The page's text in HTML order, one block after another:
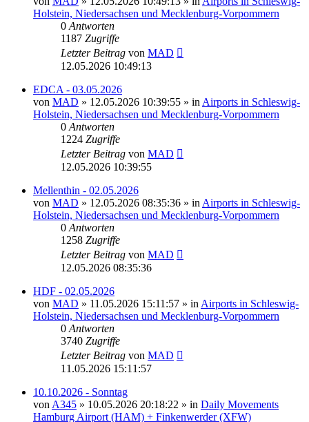
Holstein, Niedersachsen und Mecklenburg-Vorpommern
0 Antworten
1187 Zugriffe
Letzter Beitrag von MAD
12.05.2026 10:49:13
EDCA - 03.05.2026
von MAD » 12.05.2026 10:39:55 » in Airports in Schleswig-
Holstein, Niedersachsen und Mecklenburg-Vorpommern
0 Antworten
1224 Zugriffe
Letzter Beitrag von MAD
12.05.2026 10:39:55
Mellenthin - 02.05.2026
von MAD » 12.05.2026 08:35:36 » in Airports in Schleswig-
Holstein, Niedersachsen und Mecklenburg-Vorpommern
0 Antworten
1258 Zugriffe
Letzter Beitrag von MAD
12.05.2026 08:35:36
HDF - 02.05.2026
von MAD » 11.05.2026 15:11:57 » in Airports in Schleswig-
Holstein, Niedersachsen und Mecklenburg-Vorpommern
0 Antworten
3740 Zugriffe
Letzter Beitrag von MAD
11.05.2026 15:11:57
10.10.2026 - Sonntag
von A345 » 10.05.2026 20:18:22 » in Daily Movements
Hamburg Airport (HAM) + Finkenwerder (XFW)